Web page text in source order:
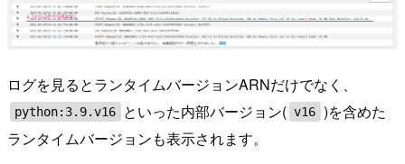
ログを見るとランタイムバージョンARNだけでなく、
python:3.9.v16 といった内部バージョン( v16 )を含めた
ランタイムバージョンも表示されます。